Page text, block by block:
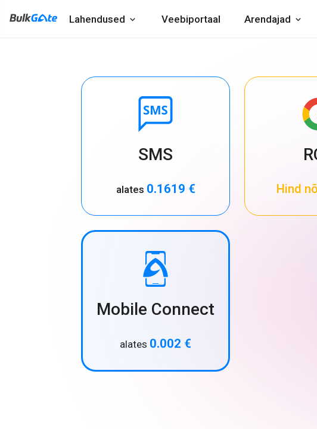
Lahendused Veebiportaal Arendajad
SMS
alates 0.1619 € Hind
Mobile Connect
alates 0.002 €